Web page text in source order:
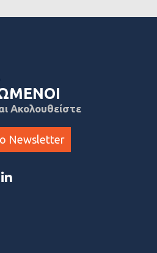
Ακολουθείστε
Newsletter